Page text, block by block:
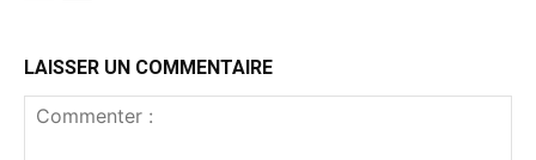
LAISSER UN COMMENTAIRE